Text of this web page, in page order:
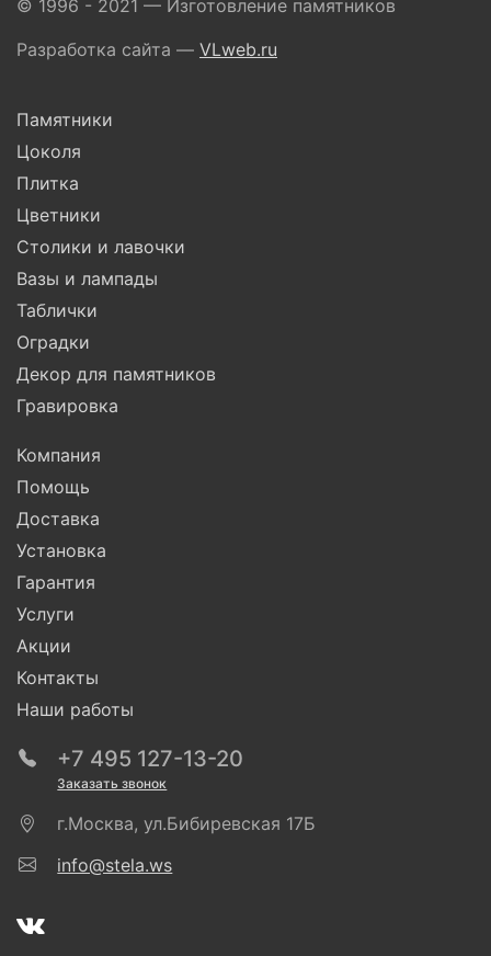
© 1996 - 2021 — Изготовление памятников
Разработка сайта — VLweb.ru
Памятники
Цоколя
Плитка
Цветники
Столики и лавочки
Вазы и лампады
Таблички
Оградки
Декор для памятников
Гравировка
Компания
Помощь
Доставка
Установка
Гарантия
Услуги
Акции
Контакты
Наши работы
+7 495 127-13-20
Заказать звонок
г.Москва, ул.Бибиревская 17Б
info@stela.ws